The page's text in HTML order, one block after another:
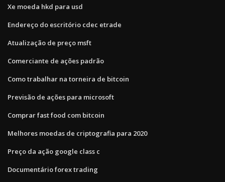
Xe moeda hkd para usd
Endereço do escritório cdec etrade
Atualização de preço msft
Comerciante de ações padrão
Como trabalhar na torneira de bitcoin
Previsão de ações para microsoft
Comprar fast food com bitcoin
Melhores moedas de criptografia para 2020
Preço da ação google class c
Documentário forex trading